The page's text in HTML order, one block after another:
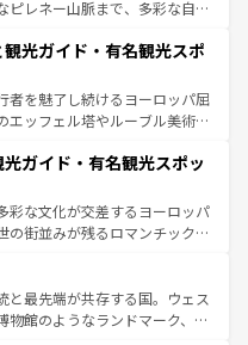
はコンテンツ一覧を参照してほ
ピレネー山脈まで、多彩な自然
情熱的なフラメンコ、熱気あふ
パスが生活の一部となってい
された雰囲気や、バルセロナの
地方では古代ローマ遺跡や中世
気候が異なるスペインはその個
しい。
光ガイド・有名観光スポ
者を魅了し続けるヨーロッパ屈
エッフェル塔やルーブル美術館
いる。華麗な宮殿、歴史的な大
豊かな自然が、訪れる者を心
ンスは美食の国としても知ら
コ無形文化遺産にも登録されて
多彩な楽しみ方が可能だ。さ
魅力が溢れており、どの街角に
ている。パリ以外の個性あふ
ガイド・有名観光スポッ
彩な文化が交差するヨーロッパ
の街並みが残るロマンチック街
いても飽きることがない。ベ
エルン州のアルプスの絶景、そ
畑といった風景は必見。ビール
と最先端が共存する国。ウェス
物館のようなランドマーク、歴